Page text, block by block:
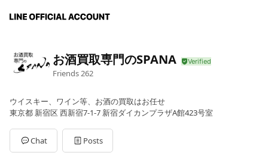
お酒買取専門のSPANA
Friends 262
ウイスキー、ワイン等、お酒の買取はお任せ
東京都 新宿区 西新宿7-1-7 新宿ダイカンプラザA館423号室
Chat Posts